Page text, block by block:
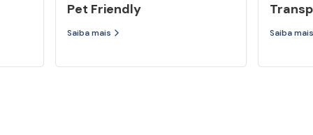
Pet Friendly
Saiba mais Saiba mais